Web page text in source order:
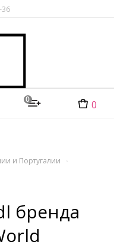
36
0 0
и Португалии
бренда